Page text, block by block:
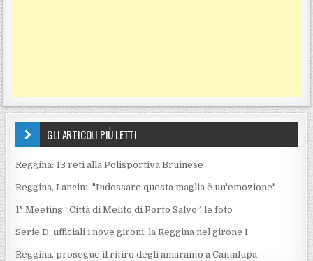
GLI ARTICOLI PIÙ LETTI
Reggina: 13 reti alla Polisportiva Bruinese
Reggina, Lancini: "Indossare questa maglia è un'emozione"
1° Meeting “Città di Melito di Porto Salvo”, le foto
Serie D, ufficiali i nove gironi: la Reggina nel girone I
Reggina, prosegue il ritiro degli amaranto a Cantalupa